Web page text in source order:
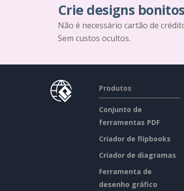
Crie designs
Não é necessário cartão de
Sem custos ocultos.
Produtos
Conjunto de
ferramentas PDF
Criador de flipbooks
Criador de diagramas
Ferramenta de
desenho gráfico